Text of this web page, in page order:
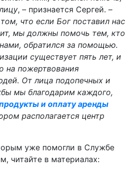
, – признается Сергей. –
что если Бог поставил нас
мы должны помочь тем, кто
обратился за помощью.
существует пять лет, и
на пожертвования
От лица подопечных и
мы благодарим каждого,
и оплату аренды
располагается центр
уже помогли в Службе
читайте в материалах: